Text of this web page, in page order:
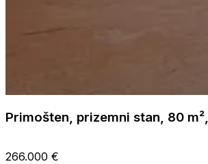
Primošten, prizemni stan, 80
266.000 €